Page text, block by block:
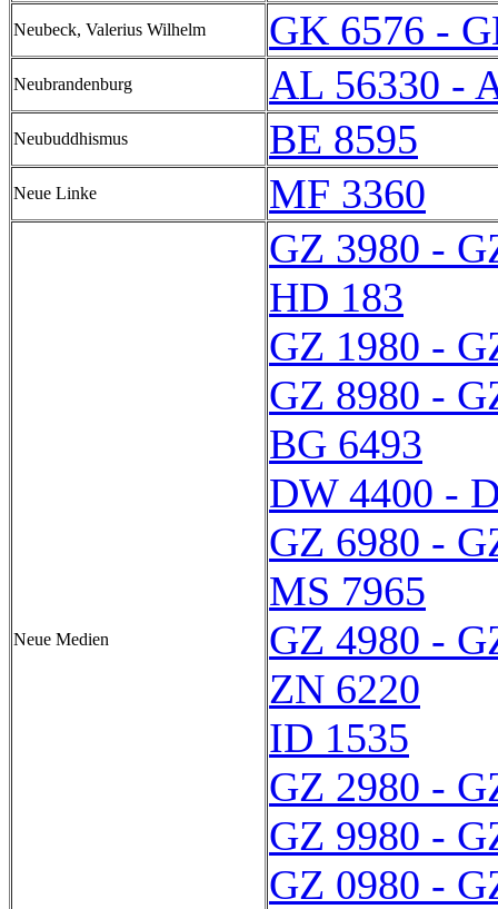
Neubeck, Valerius Wilhelm GK 6576 -
Neubrandenburg AL 56330 -
Neubuddhismus BE 8595
Neue Linke MF 3360
Neue Medien
GZ 3980 -
HD 183
GZ 1980 -
GZ 8980 -
BG 6493
DW 4400 -
GZ 6980 -
MS 7965
GZ 4980 -
ZN 6220
ID 1535
GZ 2980 -
GZ 9980 -
GZ 0980 -